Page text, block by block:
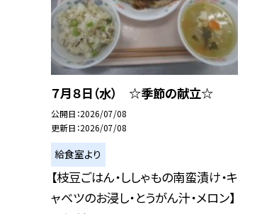
７月８日（水） ☆季節の献立☆
公開日 2026/07/08
更新日 2026/07/08
給食室より
【枝豆ごはん・ししゃもの南蛮漬け・キ
ャベツのお浸し・とうがん汁・メロン】